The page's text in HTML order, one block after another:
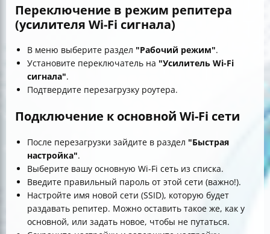
Переключение в режим репитера
(усилителя Wi-Fi сигнала)
В меню выберите раздел "Рабочий режим".
Установите переключатель на "Усилитель Wi-Fi
сигнала".
Подтвердите перезагрузку роутера.
Подключение к основной Wi-Fi сети
После перезагрузки зайдите в раздел "Быстрая
настройка".
Выберите вашу основную Wi-Fi сеть из списка.
Введите правильный пароль от этой сети (важно!).
Настройте имя новой сети (SSID), которую будет
раздавать репитер. Можно оставить такое же, как у
основной, или задать новое, чтобы не путаться.